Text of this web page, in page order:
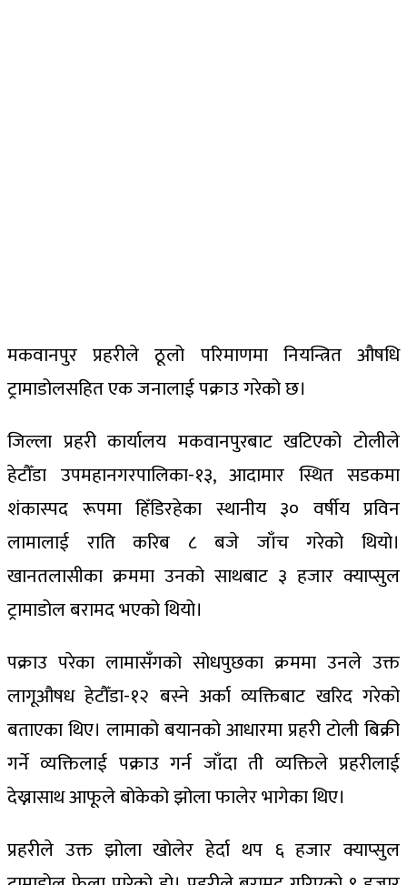
मकवानपुर प्रहरीले ठूलो परिमाणमा नियन्त्रित औषधि
ट्रामाडोलसहित एक जनालाई पक्राउ गरेको छ।
जिल्ला प्रहरी कार्यालय मकवानपुरबाट खटिएको टोलीले
हेटौँडा उपमहानगरपालिका-१३, आदामार स्थित सडकमा
शंकास्पद रूपमा हिँडिरहेका स्थानीय ३० वर्षीय प्रविन
लामालाई राति करिब ८ बजे जाँच गरेको थियो।
खानतलासीका क्रममा उनको साथबाट ३ हजार क्याप्सुल
ट्रामाडोल बरामद भएको थियो।
पक्राउ परेका लामासँगको सोधपुछका क्रममा उनले उक्त
लागूऔषध हेटौँडा-१२ बस्ने अर्का व्यक्तिबाट खरिद गरेको
बताएका थिए। लामाको बयानको आधारमा प्रहरी टोली बिक्री
गर्ने व्यक्तिलाई पक्राउ गर्न जाँदा ती व्यक्तिले प्रहरीलाई
देख्नासाथ आफूले बोकेको झोला फालेर भागेका थिए।
प्रहरीले उक्त झोला खोलेर हेर्दा थप ६ हजार क्याप्सुल